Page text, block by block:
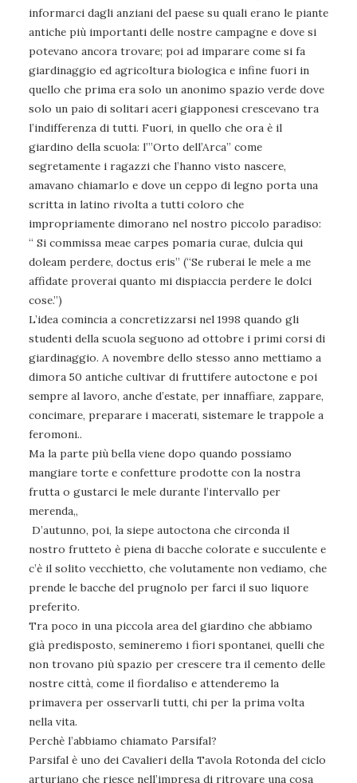
informarci dagli anziani del paese su quali erano le piante
antiche più importanti delle nostre campagne e dove si
potevano ancora trovare; poi ad imparare come si fa
giardinaggio ed agricoltura biologica e infine fuori in
quello che prima era solo un anonimo spazio verde dove
solo un paio di solitari aceri giapponesi crescevano tra
l’indifferenza di tutti. Fuori, in quello che ora è il
giardino della scuola: l’”Orto dell’Arca” come
segretamente i ragazzi che l’hanno visto nascere,
amavano chiamarlo e dove un ceppo di legno porta una
scritta in latino rivolta a tutti coloro che
impropriamente dimorano nel nostro piccolo paradiso:
“ Si commissa meae carpes pomaria curae, dulcia qui
doleam perdere, doctus eris” (“Se ruberai le mele a me
affidate proverai quanto mi dispiaccia perdere le dolci
cose.”)
L’idea comincia a concretizzarsi nel 1998 quando gli
studenti della scuola seguono ad ottobre i primi corsi di
giardinaggio. A novembre dello stesso anno mettiamo a
dimora 50 antiche cultivar di fruttifere autoctone e poi
sempre al lavoro, anche d’estate, per innaffiare, zappare,
concimare, preparare i macerati, sistemare le trappole a
feromoni..
Ma la parte più bella viene dopo quando possiamo
mangiare torte e confetture prodotte con la nostra
frutta o gustarci le mele durante l’intervallo per
merenda,,
D’autunno, poi, la siepe autoctona che circonda il
nostro frutteto è piena di bacche colorate e succulente e
c’è il solito vecchietto, che volutamente non vediamo, che
prende le bacche del prugnolo per farci il suo liquore
preferito.
Tra poco in una piccola area del giardino che abbiamo
già predisposto, semineremo i fiori spontanei, quelli che
non trovano più spazio per crescere tra il cemento delle
nostre città, come il fiordaliso e attenderemo la
primavera per osservarli tutti, chi per la prima volta
nella vita.
Perchè l’abbiamo chiamato Parsifal?
Parsifal è uno dei Cavalieri della Tavola Rotonda del ciclo
arturiano che riesce nell’impresa di ritrovare una cosa